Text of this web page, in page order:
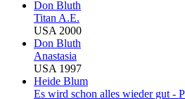
Don Bluth
Titan A.E.
USA 2000
Don Bluth
Anastasia
USA 1997
Heide Blum
Es wird schon alles wieder gut -